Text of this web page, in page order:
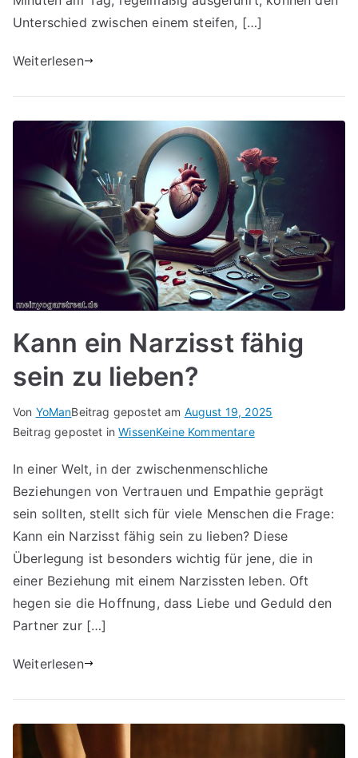
Unterschied zwischen einem steifen, […]
Weiterlesen
Kann ein Narzisst fähig
sein zu lieben?
Von YoManBeitrag gepostet am August 19, 2025
Beitrag gepostet inWissenKeine Kommentarefür
ein
Narzisst
fähig
sein
In einer Welt, in der zwischenmenschliche
Beziehungen von Vertrauen und Empathie geprägt
sein sollten, stellt sich für viele Menschen die Frage:
Kann ein Narzisst fähig sein zu lieben? Diese
Überlegung ist besonders wichtig für jene, die in
einer Beziehung mit einem Narzissten leben. Oft
hegen sie die Hoffnung, dass Liebe und Geduld den
Partner zur […]
Weiterlesen